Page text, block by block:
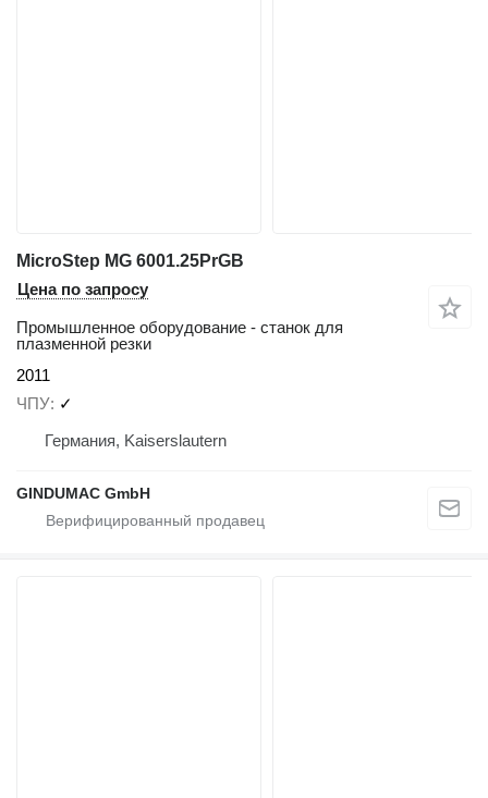
MicroStep MG 6001.25PrGB
Цена по запросу
Промышленное оборудование - станок для
плазменной резки
2011
ЧПУ ✓
Германия, Kaiserslautern
GINDUMAC GmbH